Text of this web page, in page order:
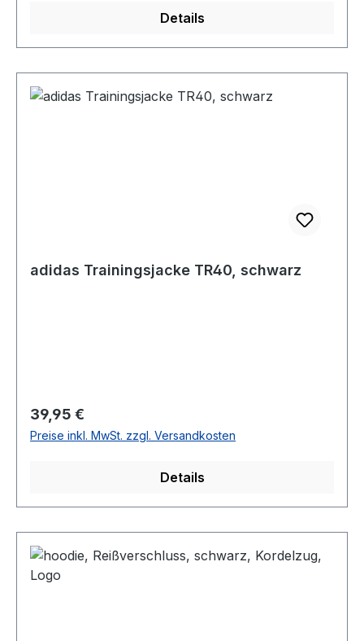
Details
adidas Trainingsjacke TR40, schwarz
Regulärer Preis:
39,95 €
Preise inkl. MwSt. zzgl. Versandkosten
Details